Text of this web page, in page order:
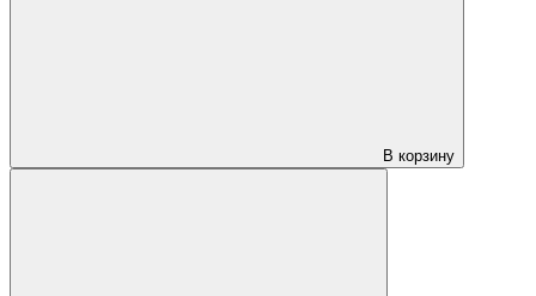
В корзину